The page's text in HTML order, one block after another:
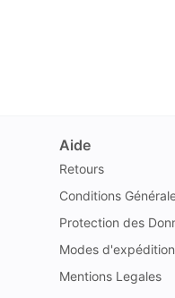
Aide
Retours
Conditions
Protection des
Modes d'expédition
Mentions Legales